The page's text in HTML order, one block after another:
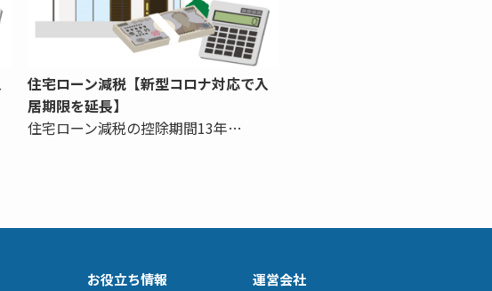
住宅ローン減税【新型コロナ対応で入
居期限を延長】
住宅ローン減税の控除期間13年…
お役立ち情報 運営会社